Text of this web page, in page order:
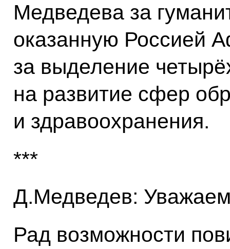
Медведева за
оказанную Россией
за выделение
на развитие сфер
и здравоохранения.
***
Д.Медведев:
Рад возможности